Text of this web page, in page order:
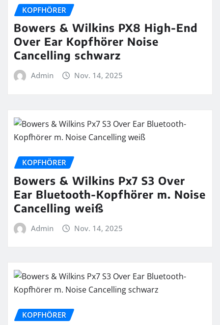
KOPFHÖRER
Bowers & Wilkins PX8 High-End
Over Ear Kopfhörer Noise
Cancelling schwarz
Admin Nov. 14, 2025
KOPFHÖRER
Bowers & Wilkins Px7 S3 Over
Ear Bluetooth-Kopfhörer m. Noise
Cancelling weiß
Admin Nov. 14, 2025
KOPFHÖRER